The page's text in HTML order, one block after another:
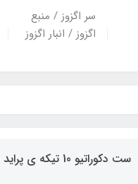
سر اگزوز / منبع
اگزوز / انبار اگزوز
ست دکوراتیو 10 تیکه ی پراید طرح چوب